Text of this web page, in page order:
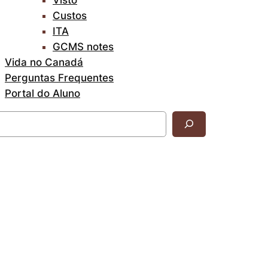
Custos
ITA
GCMS notes
Vida no Canadá
Perguntas Frequentes
Portal do Aluno